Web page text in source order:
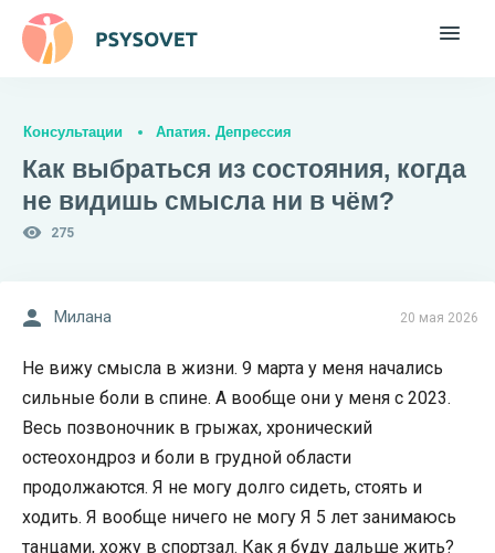
Консультации Апатия. Депрессия
Как выбраться из состояния, когда
не видишь смысла ни в чём?
275
20 мая 2026
Милана
Не вижу смысла в жизни. 9 марта у меня начались
сильные боли в спине. А вообще они у меня с 2023.
Весь позвоночник в грыжах, хронический
остеохондроз и боли в грудной области
продолжаются. Я не могу долго сидеть, стоять и
ходить. Я вообще ничего не могу Я 5 лет занимаюсь
танцами, хожу в спортзал. Как я буду дальше жить?